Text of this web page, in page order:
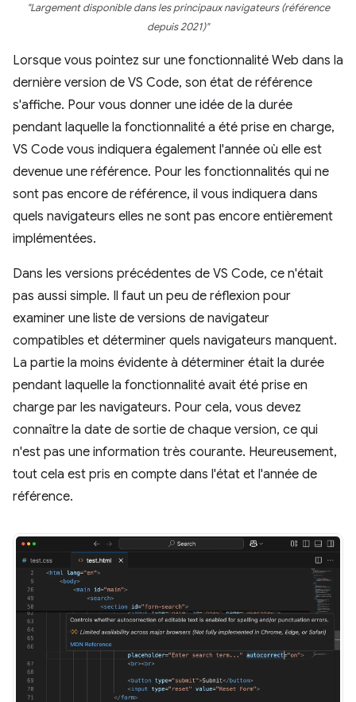
"Largement disponible dans les principaux navigateurs (référence
depuis 2021)"
Lorsque vous pointez sur une fonctionnalité Web dans la
dernière version de VS Code, son état de référence
s'affiche. Pour vous donner une idée de la durée
pendant laquelle la fonctionnalité a été prise en charge,
VS Code vous indiquera également l'année où elle est
devenue une référence. Pour les fonctionnalités qui ne
sont pas encore de référence, il vous indiquera dans
quels navigateurs elles ne sont pas encore entièrement
implémentées.
Dans les versions précédentes de VS Code, ce n'était
pas aussi simple. Il faut un peu de réflexion pour
examiner une liste de versions de navigateur
compatibles et déterminer quels navigateurs manquent.
La partie la moins évidente à déterminer était la durée
pendant laquelle la fonctionnalité avait été prise en
charge par les navigateurs. Pour cela, vous devez
connaître la date de sortie de chaque version, ce qui
n'est pas une information très courante. Heureusement,
tout cela est pris en compte dans l'état et l'année de
référence.